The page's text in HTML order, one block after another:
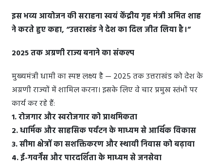
इस भव्य आयोजन की सराहना स्वयं केंद्रीय गृह मंत्री अमित शाह
ने करते हुए कहा, “उत्तराखंड ने देश का दिल जीत लिया है।”
2025 तक अग्रणी राज्य बनाने का संकल्प
मुख्यमंत्री धामी का स्पष्ट लक्ष्य है — 2025 तक उत्तराखंड को देश के
अग्रणी राज्यों में शामिल करना। इसके लिए वे चार प्रमुख स्तंभों पर
कार्य कर रहे हैं:
1. रोजगार और स्वरोजगार को प्राथमिकता
2. धार्मिक और साहसिक पर्यटन के माध्यम से आर्थिक विकास
3. सीमा क्षेत्रों का सशक्तिकरण और स्थायी निवास को बढ़ावा
4. ई-गवर्नेंस और पारदर्शिता के माध्यम से जनसेवा